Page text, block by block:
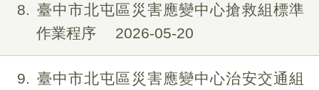
8
臺中市北屯區災害應變中心搶救組標準
作業程序
2026-05-20
9
臺中市北屯區災害應變中心治安交通組